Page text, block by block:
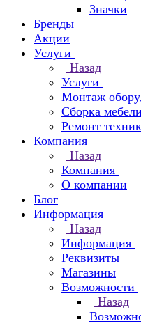
Значки
Бренды
Акции
Услуги
Назад
Услуги
Монтаж
Сборка мебели
Ремонт
Компания
Назад
Компания
О компании
Блог
Информация
Назад
Информация
Реквизиты
Магазины
Возможности
Назад